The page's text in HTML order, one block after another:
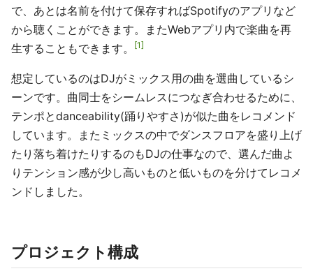
で、あとは名前を付けて保存すればSpotifyのアプリなど
から聴くことができます。またWebアプリ内で楽曲を再
生することもできます。
1
想定しているのはDJがミックス用の曲を選曲しているシ
ーンです。曲同士をシームレスにつなぎ合わせるために、
テンポとdanceability(踊りやすさ)が似た曲をレコメンド
しています。またミックスの中でダンスフロアを盛り上げ
たり落ち着けたりするのもDJの仕事なので、選んだ曲よ
りテンション感が少し高いものと低いものを分けてレコメ
ンドしました。
プロジェクト構成